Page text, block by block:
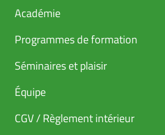
Académie
Programmes de formation
Séminaires et plaisir
Équipe
CGV / Règlement intérieur